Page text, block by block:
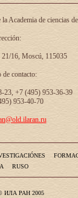
Academia de ciencias
16, Moscú, 115035
de contacto:
23, +7 (495) 953-36-39
953-40-70
RUSO
ИЛА РАН 2005